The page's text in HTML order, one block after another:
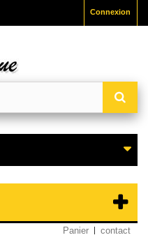
Connexion
Panier contact